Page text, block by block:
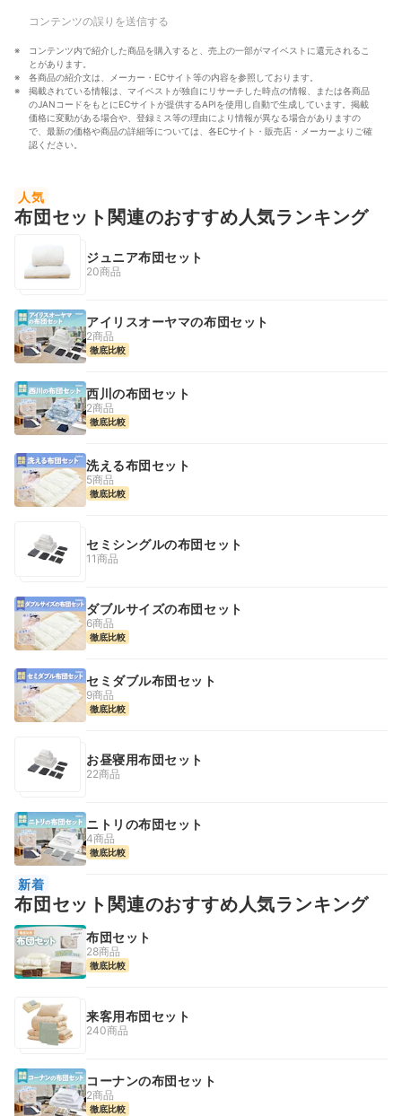
コンテンツの誤りを送信する
コンテンツ内で紹介した商品を購入すると、売上の一部がマイベストに還元されるこ
とがあります。
各商品の紹介文は、メーカー・ECサイト等の内容を参照しております。
掲載されている情報は、マイベストが独自にリサーチした時点の情報、または各商品
のJANコードをもとにECサイトが提供するAPIを使用し自動で生成しています。掲載
価格に変動がある場合や、登録ミス等の理由により情報が異なる場合がありますの
で、最新の価格や商品の詳細等については、各ECサイト・販売店・メーカーよりご確
認ください。
人気
布団セット関連のおすすめ人気ランキング
ジュニア布団セット
20商品
アイリスオーヤマの布団セット
2商品
徹底比較
西川の布団セット
2商品
徹底比較
洗える布団セット
5商品
徹底比較
セミシングルの布団セット
11商品
ダブルサイズの布団セット
6商品
徹底比較
セミダブル布団セット
9商品
徹底比較
お昼寝用布団セット
22商品
ニトリの布団セット
4商品
徹底比較
新着
布団セット関連のおすすめ人気ランキング
布団セット
28商品
徹底比較
来客用布団セット
240商品
コーナンの布団セット
2商品
徹底比較